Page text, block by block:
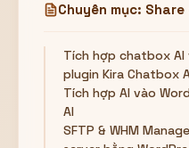
Chuyên mục:
Tích hợp chatbox
plugin Kira Chatbox
Tích hợp AI vào
AI
SFTP & WHM